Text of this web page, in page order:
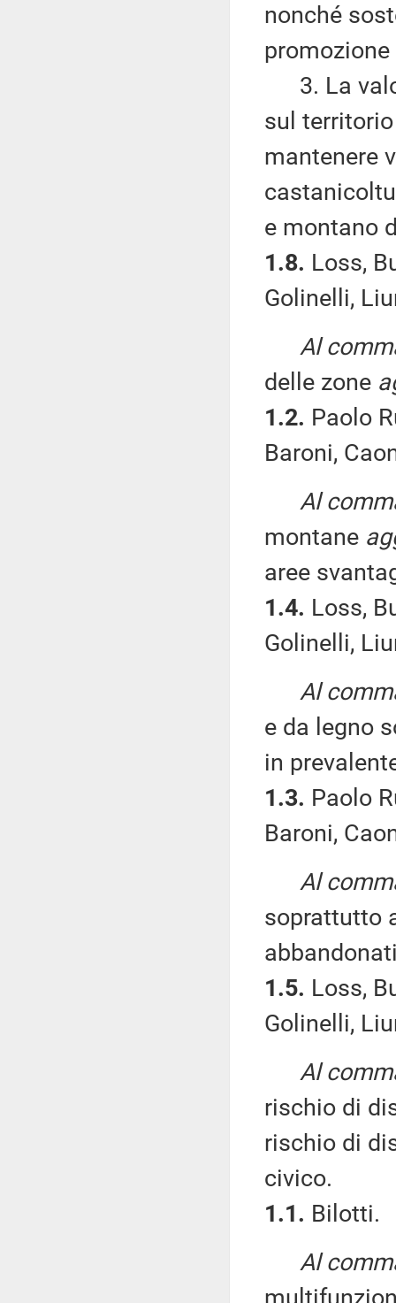
nonché
3. La
sul
mantenere
e montano
1.8. Loss,
Golinelli,
Al
delle zone
1.2. Paolo
Baroni,
Al
montane
aree
1.4. Loss,
Golinelli,
Al
e da legno
in
1.3. Paolo
Baroni,
Al
soprattutto
1.5. Loss,
Golinelli,
Al
rischio di
rischio di
civico.
1.1. Bilotti.
Al